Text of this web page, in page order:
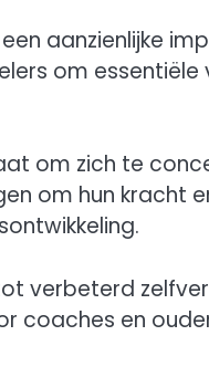
aanzienlijke
om
om zich te
om hun kracht
verbeterd
coaches en